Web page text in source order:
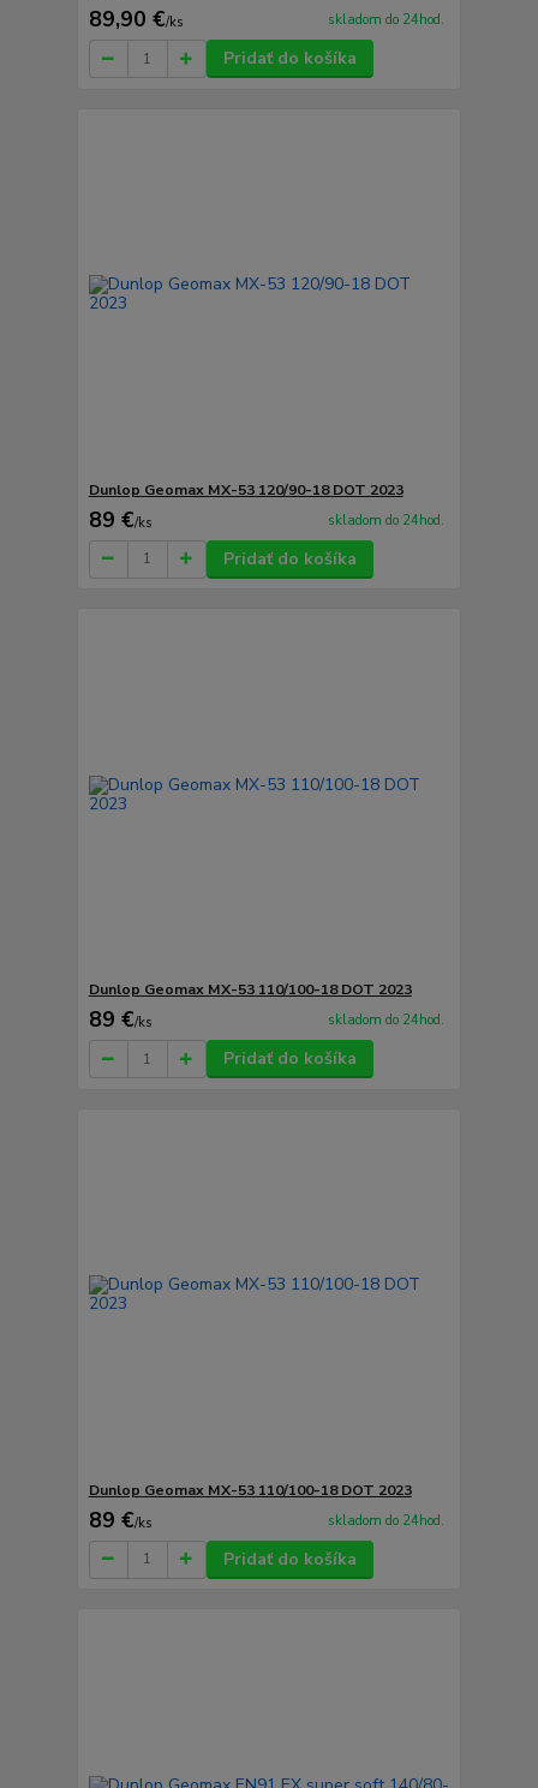
89,90 €/ks skladom do 24hod.
Pridať do košíka
Dunlop Geomax MX-53 120/90-18 DOT 2023
89 €/ks skladom do 24hod.
Pridať do košíka
Dunlop Geomax MX-53 110/100-18 DOT 2023
89 €/ks skladom do 24hod.
Pridať do košíka
Dunlop Geomax MX-53 110/100-18 DOT 2023
89 €/ks skladom do 24hod.
Pridať do košíka